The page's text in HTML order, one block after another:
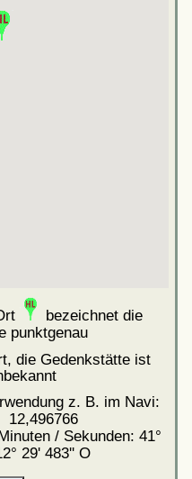
bezeichnet die
punktgenau
die Gedenkstätte ist
z. B. im Navi:
12,496766
/ Sekunden: 41°
29' 483'' O